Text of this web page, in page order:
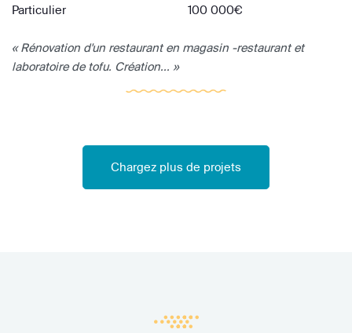
Particulier
100 000€
« Rénovation d'un restaurant en magasin -restaurant et
laboratoire de tofu. Création... »
Chargez plus de projets